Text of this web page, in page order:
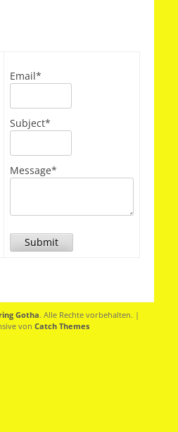
Email*
Subject*
Message*
Submit
Gotha. Alle Rechte vorbehalten. |
von Catch Themes